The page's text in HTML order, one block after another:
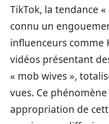
TikTok, la tendance
connu un
influenceurs comme
vidéos présentant
« mob wives »,
vues. Ce
appropriation de